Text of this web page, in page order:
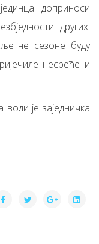
доприноси
других.
сезоне буду
несреће и
је заједничка